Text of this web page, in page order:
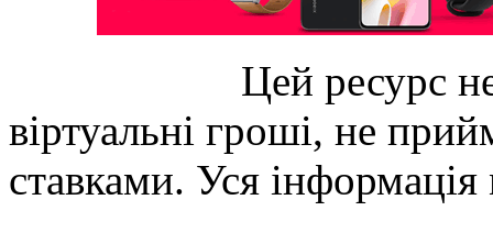
Цей ресурс
віртуальні гроші, не
ставками. Уся